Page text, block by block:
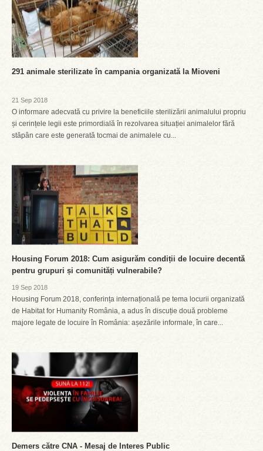
291 animale sterilizate în campania organizată la Mioveni
21 Sep 2018
O informare adecvată cu privire la beneficiile sterilizării animalului propriu
și cerințele legii este primordială în rezolvarea situației animalelor fără
stăpân care este generată tocmai de animalele cu...
Housing Forum 2018: Cum asigurăm condiții de locuire decentă
pentru grupuri și comunități vulnerabile?
19 Sep 2018
Housing Forum 2018, conferința internațională pe tema locurii organizată
de Habitat for Humanity România, a adus în discuție două probleme
majore legate de locuire în România: așezările informale, în care...
Demers către CNA - Mesaj de Interes Public